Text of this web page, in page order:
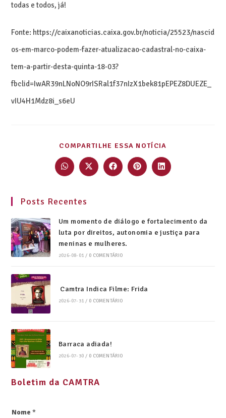
todas e todos, já!
Fonte: https://caixanoticias.caixa.gov.br/noticia/25523/nascid
os-em-marco-podem-fazer-atualizacao-cadastral-no-caixa-
tem-a-partir-desta-quinta-18-03?
fbclid=IwAR39nLNoNO9rISRal1f37nIzX1bek81pEPEZ8DUEZE_
vIU4H1Mdz8i_s6eU
COMPARTILHE ESSA NOTÍCIA
Posts Recentes
Um momento de diálogo e fortalecimento da
luta por direitos, autonomia e justiça para
meninas e mulheres.
2026-08-01 / 0 COMENTÁRIO
Camtra Indica Filme: Frida
2026-07-31 / 0 COMENTÁRIO
Barraca adiada!
2026-07-30 / 0 COMENTÁRIO
Boletim da CAMTRA
Nome*